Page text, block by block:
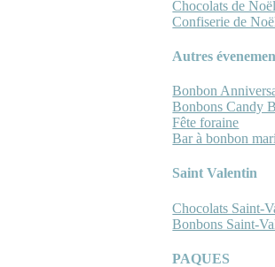
Chocolats de Noël
Confiserie de
Autres
Bonbon
Bonbons Candy
Fête foraine
Bar à bonbon
Saint Valentin
Chocolats Saint-
Bonbons Saint-
PAQUES